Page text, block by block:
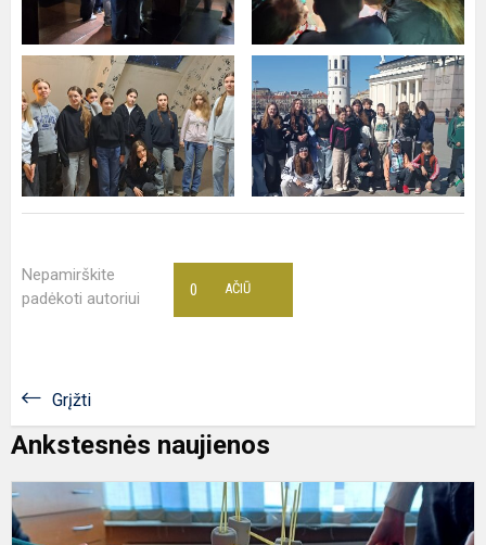
Nepamirškite
padėkoti autoriui
AČIŪ
0
Grįžti
Ankstesnės naujienos